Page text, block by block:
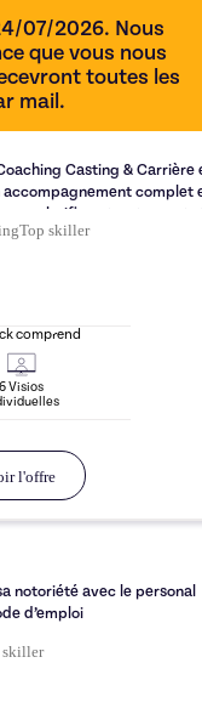
07/2026. Nous
que vous nous
toutes les
mail.
Casting & Carrière
accompagnement complet
clarifier, structurer et
Top skiller
comprend
6Visios
s
l'offre
notoriété avec le personal
d’emploi
skiller